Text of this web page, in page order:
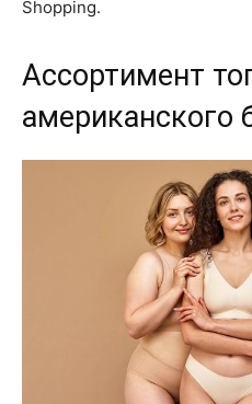
Shopping.
Ассортимент
американского